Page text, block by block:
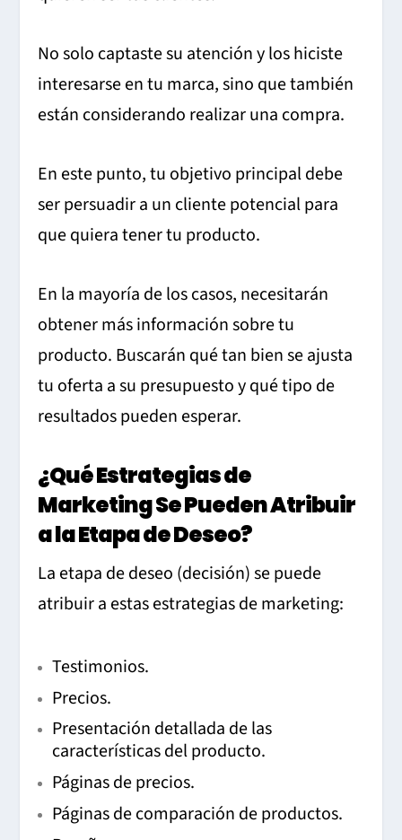
No solo captaste su atención y los hiciste
interesarse en tu marca, sino que también
están considerando realizar una compra.
En este punto, tu objetivo principal debe
ser persuadir a un cliente potencial para
que quiera tener tu producto.
En la mayoría de los casos, necesitarán
obtener más información sobre tu
producto. Buscarán qué tan bien se ajusta
tu oferta a su presupuesto y qué tipo de
resultados pueden esperar.
¿Qué Estrategias de
Marketing Se Pueden Atribuir
a la Etapa de Deseo?
La etapa de deseo (decisión) se puede
atribuir a estas estrategias de marketing:
Testimonios.
Precios.
Presentación detallada de las
características del producto.
Páginas de precios.
Páginas de comparación de productos.